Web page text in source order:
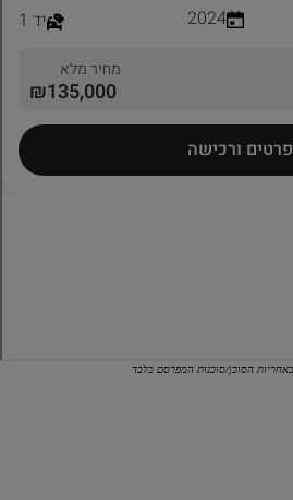
הסוכן/סוכנות המפרסם בלבד